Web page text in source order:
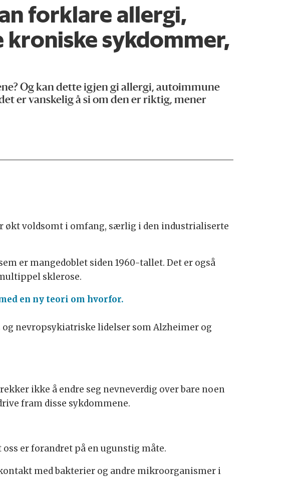
forklare allergi,
sykdommer,
Og kan dette igjen gi allergi, autoimmune
er vanskelig å si om den er riktig, mener
økt voldsomt i omfang, særlig i den industrialiserte
er mangedoblet siden 1960-tallet. Det er også
sklerose.
en ny teori om hvorfor.
nevropsykiatriske lidelser som Alzheimer og
ikke å endre seg nevneverdig over bare noen
fram disse sykdommene.
er forandret på en ugunstig måte.
med bakterier og andre mikroorganismer i